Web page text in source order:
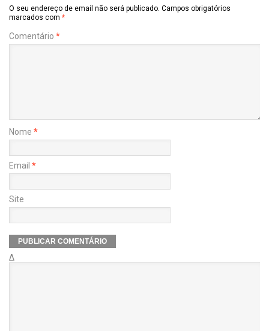
O seu endereço de email não será publicado. Campos obrigatórios
marcados com *
Comentário *
Nome *
Email *
Site
Δ